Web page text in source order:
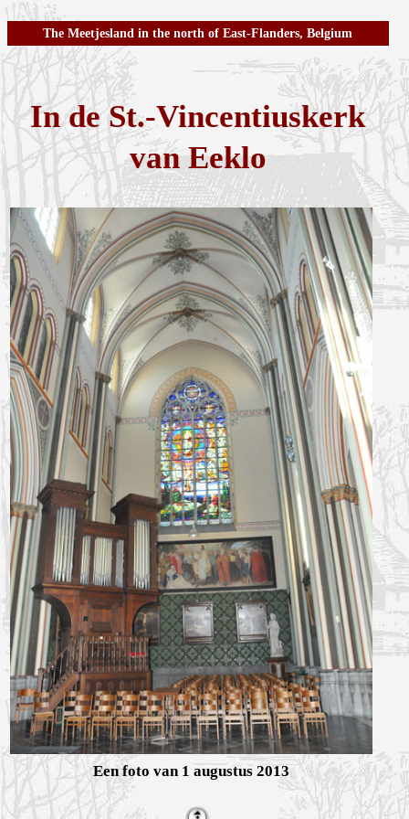
The Meetjesland in the north of East-Flanders, Belgium
In de St.-Vincentiuskerk
van Eeklo
Een foto van 1 augustus 2013